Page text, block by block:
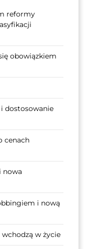
reformy
obowiązkiem
dostosowanie
cenach
nowa
i nową
w życie